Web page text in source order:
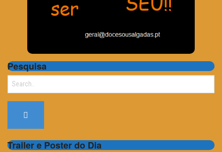
Pesquisa
Search
Trailer e Poster do Dia